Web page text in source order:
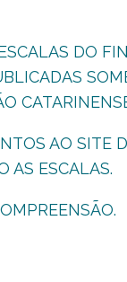
DO
AO SITE
AS ESCALAS.